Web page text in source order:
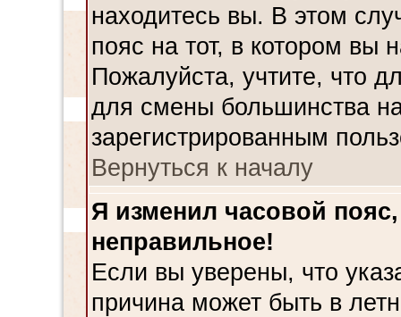
находитесь вы. В этом
пояс на тот, в котором вы
Пожалуйста, учтите, что
для смены большинства
зарегистрированным
Вернуться к началу
Я изменил часовой
неправильное!
Если вы уверены, что
причина может быть в